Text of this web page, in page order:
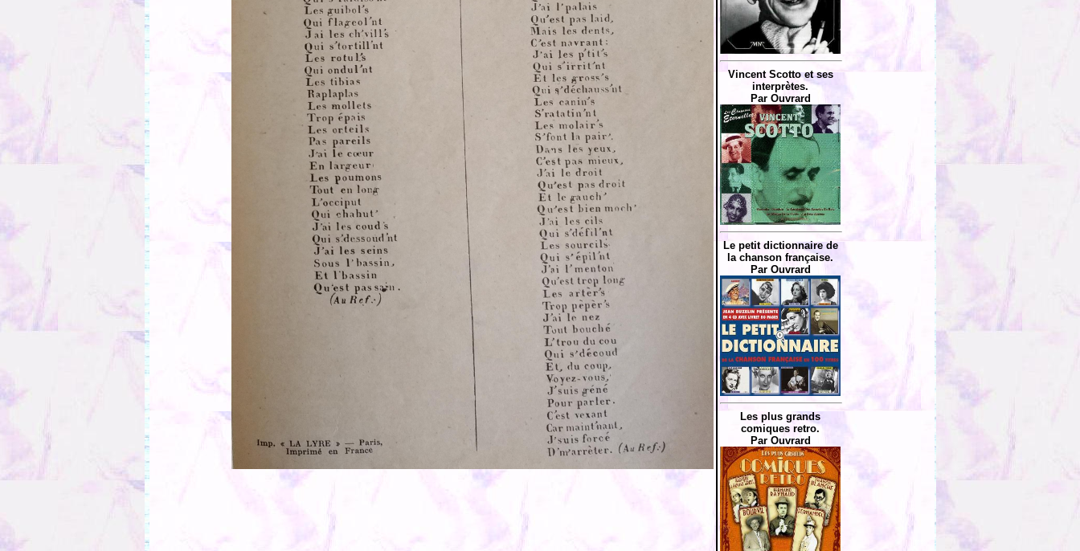
Vincent Scotto et ses
interprètes.
Par Ouvrard
Le petit dictionnaire de
la chanson française.
Par Ouvrard
Les plus grands
comiques retro.
Par Ouvrard